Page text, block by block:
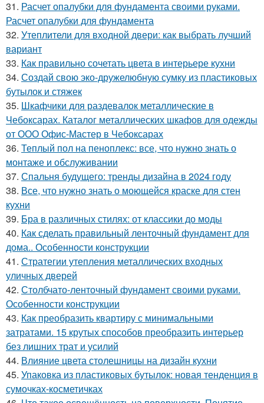
31. Расчет опалубки для фундамента своими руками.
Расчет опалубки для фундамента
32. Утеплители для входной двери: как выбрать лучший
вариант
33. Как правильно сочетать цвета в интерьере кухни
34. Создай свою эко-дружелюбную сумку из пластиковых
бутылок и стяжек
35. Шкафчики для раздевалок металлические в
Чебоксарах. Каталог металлических шкафов для одежды
от ООО Офис-Мастер в Чебоксарах
36. Теплый пол на пеноплекс: все, что нужно знать о
монтаже и обслуживании
37. Спальня будущего: тренды дизайна в 2024 году
38. Все, что нужно знать о моющейся краске для стен
кухни
39. Бра в различных стилях: от классики до моды
40. Как сделать правильный ленточный фундамент для
дома.. Особенности конструкции
41. Стратегии утепления металлических входных
уличных дверей
42. Столбчато-ленточный фундамент своими руками.
Особенности конструкции
43. Как преобразить квартиру с минимальными
затратами. 15 крутых способов преобразить интерьер
без лишних трат и усилий
44. Влияние цвета столешницы на дизайн кухни
45. Упаковка из пластиковых бутылок: новая тенденция в
сумочках-косметичках